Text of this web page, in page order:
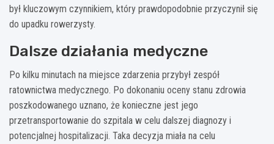
był kluczowym czynnikiem, który prawdopodobnie przyczynił się
do upadku rowerzysty.
Dalsze działania medyczne
Po kilku minutach na miejsce zdarzenia przybył zespół
ratownictwa medycznego. Po dokonaniu oceny stanu zdrowia
poszkodowanego uznano, że konieczne jest jego
przetransportowanie do szpitala w celu dalszej diagnozy i
potencjalnej hospitalizacji. Taka decyzja miała na celu